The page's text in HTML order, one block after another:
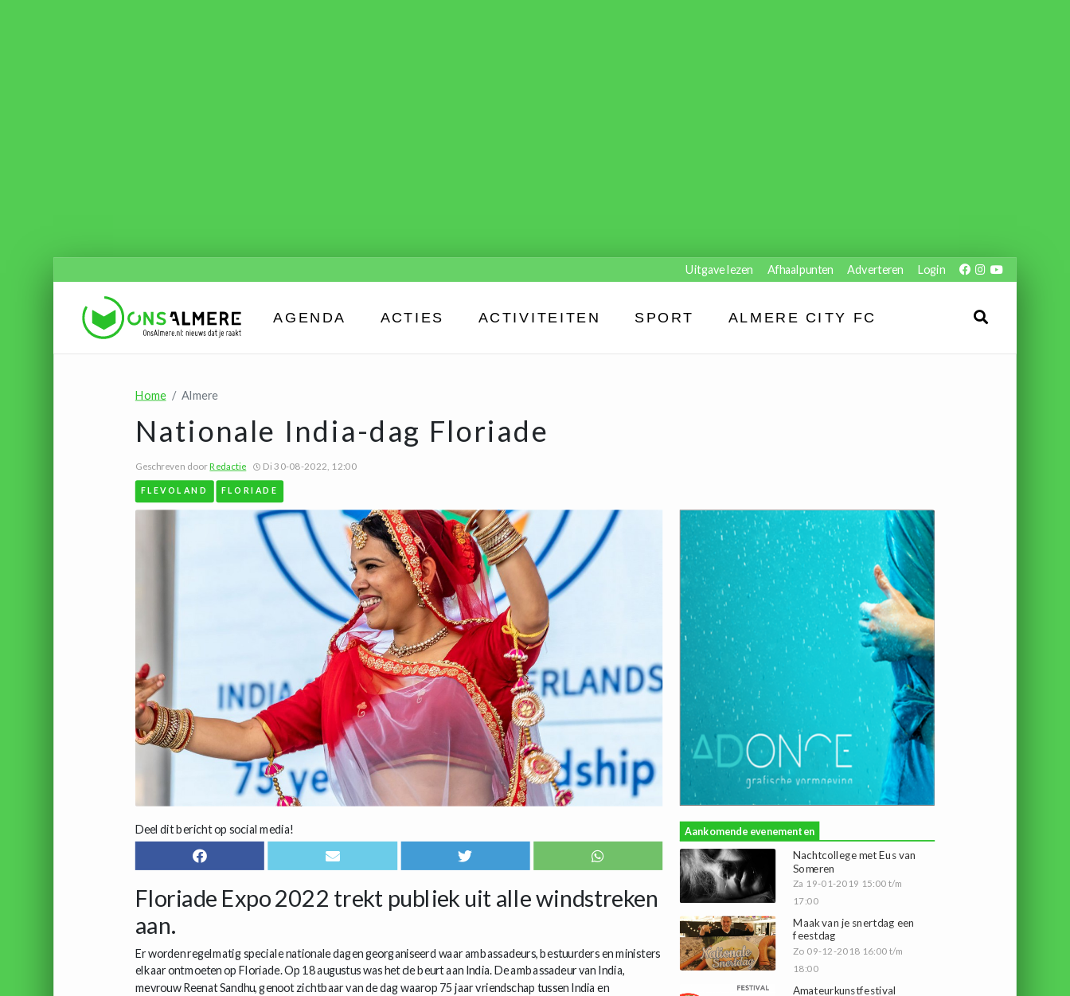
Uitgave lezen Afhaalpunten Adverteren Login
AGENDA ACTIES ACTIVITEITEN SPORT ALMERE CITY FC
Home Almere
Nationale India-dag Floriade
Geschreven doorRedactie Di 30-08-2022, 12:00
FLEVOLAND FLORIADE
Deel dit bericht op social media!
Floriade Expo 2022 trekt publiek uit alle windstreken
aan.
Er worden regelmatig speciale nationale dagen georganiseerd waar ambassadeurs, bestuurders en ministers
elkaar ontmoeten op Floriade. Op 18 augustus was het de beurt aan India. De ambassadeur van India,
mevrouw Reenat Sandhu, genoot zichtbaar van de dag waarop 75 jaar vriendschap tussen India en
Aankomende evenementen
Nachtcollege met Eus van
Someren
Za 19-01-2019 15:00 t/m
17:00
Maak van je snertdag een
feestdag
Zo 09-12-2018 16:00 t/m
18:00
Amateurkunstfestival